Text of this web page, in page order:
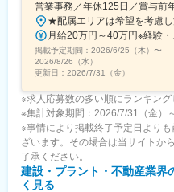
営業事務／年休125日／賞与前
月給20万円～40万円※経験
掲載予定期間： 2026/6/25（木） 〜
2026/8/26（水）
更新日： 2026/7/31（金）
※求人応募数の多い順にランキング
※集計対象期間：2026/7/31（金）
※事情により掲載終了予定日より
ざいます。その場合は当サイトか
了承ください。
建設・プラント・不動産業界
く見る